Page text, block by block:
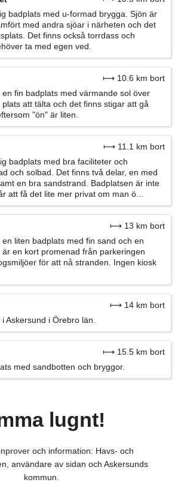
badplats med u-formad brygga. Sjön är
med andra sjöar i närheten och det
Det finns också torrdass och
ta med egen ved.
⟼ 10.6 km bort
fin badplats med värmande sol över
att tälta och det finns stigar att gå
"ön" är liten.
⟼ 11.1 km bort
badplats med bra faciliteter och
och solbad. Det finns två delar, en med
en bra sandstrand. Badplatsen är inte
att få det lite mer privat om man ö...
⟼ 13 km bort
liten badplats med fin sand och en
en kort promenad från parkeringen
för att nå stranden. Ingen kiosk
⟼ 14 km bort
Askersund i Örebro län.
⟼ 15.5 km bort
med sandbotten och bryggor.
lugnt!
och information: Havs- och
användare av sidan och Askersunds
kommun.